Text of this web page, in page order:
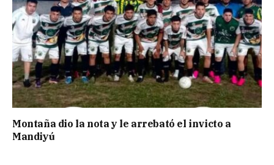
Montaña dio la nota y le arrebató el invicto a
Mandiyú